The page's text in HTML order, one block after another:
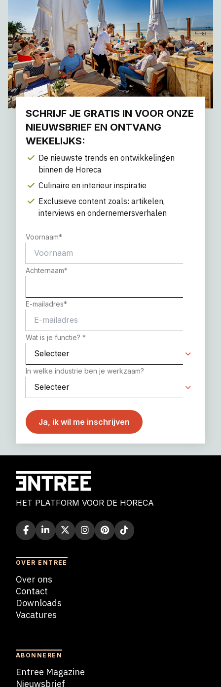
SCHRIJF JE GRATIS IN VOOR ONZE
NIEUWSBRIEF EN ONTVANG
WEKELIJKS:
De nieuwste trends en ontwikkelingen
binnen de Horeca
Culinaire en interieur inspiratie
Exclusieve content zoals: artikelen,
interviews en ondernemersverhalen
Voornaam*
Achternaam*
E-mailadres*
Wat is je functie? *
In welke industrie ben je werkzaam?
HET PLATFORM VOOR DE HORECA
OVER ENTREE
Over ons
Contact
Downloads
Vacatures
ABONNEREN
Entree Magazine
Nieuwsbrief